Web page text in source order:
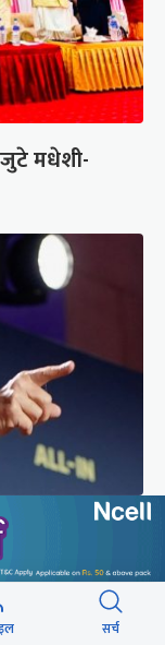
जुटे मधेशी-
पारित,
शुल्क
सर्च